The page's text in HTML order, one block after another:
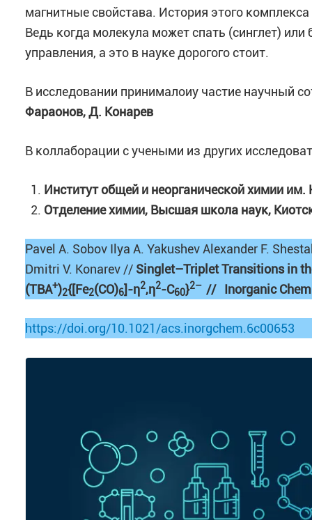
магнитные свойстава. История этого
Ведь когда молекула может спать (синглет)
управления, а это в науке дорогого стоит.
В исследовании принималоиу частие
Фараонов, Д. Конарев
В коллаборации с учеными из других
Институт общей и неорганической химии
Отделение химии, Высшая школа наук,
Pavel A. Sobov Ilya A. Yakushev Alexander F.
Dmitri V. Konarev // Singlet–Triplet Transitions in
(TBA+)2{[Fe2(CO)6]-η2,η2-C60}2– // Inorganic
https://doi.org/10.1021/acs.inorgchem.6c00653